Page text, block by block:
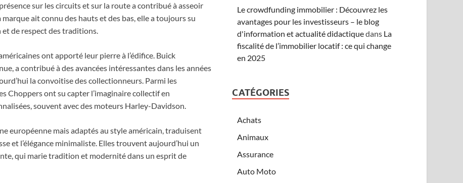
sur les circuits et sur la route a contribué à asseoir
ait connu des hauts et des bas, elle a toujours su
et de respect des traditions.
ont apporté leur pierre à l’édifice. Buick
a contribué à des avancées intéressantes dans les années
la convoitise des collectionneurs. Parmi les
Choppers ont su capter l’imaginaire collectif en
souvent avec des moteurs Harley-Davidson.
européenne mais adaptés au style américain, traduisent
et l’élégance minimaliste. Elles trouvent aujourd’hui un
qui marie tradition et modernité dans un esprit de
Le crowdfunding immobilier : Découvrez les
avantages pour les investisseurs – le blog
d'information et actualité didactiquedans La
fiscalité de l’immobilier locatif : ce qui change
en 2025
CATÉGORIES
Achats
Animaux
Assurance
Auto Moto